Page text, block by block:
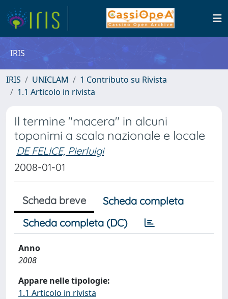
IRIS
IRIS UNICLAM
1 Contributo su Rivista
1.1 Articolo in rivista
Il termine "macera" in alcuni
toponimi a scala nazionale e locale
DE FELICE, Pierluigi
2008-01-01
Scheda breve
Scheda completa
Scheda completa (DC)
Anno
2008
Appare nelle tipologie:
1.1 Articolo in rivista